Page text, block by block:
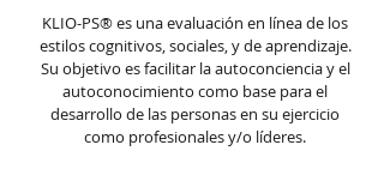
KLIO-PS® es una evaluación en línea de los
estilos cognitivos, sociales, y de aprendizaje.
Su objetivo es facilitar la autoconciencia y el
autoconocimiento como base para el
desarrollo de las personas en su ejercicio
como profesionales y/o líderes.